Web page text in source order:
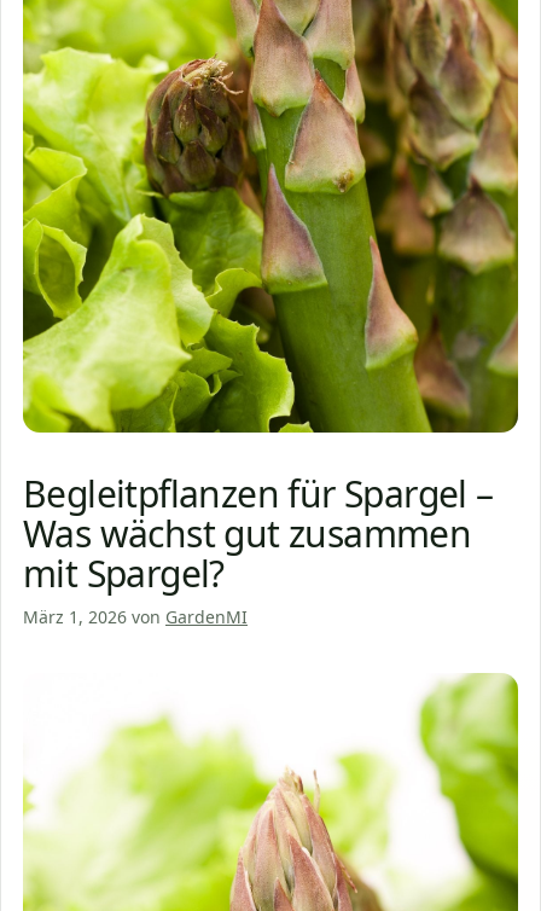
Begleitpflanzen für Spargel –
Was wächst gut zusammen
mit Spargel?
März 1, 2026 von GardenMI